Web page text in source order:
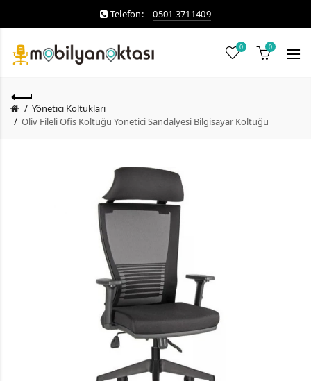
Telefon: 0501 3711409
0 0
Yönetici Koltukları
Oliv Fileli Ofis Koltuğu Yönetici Sandalyesi Bilgisayar Koltuğu